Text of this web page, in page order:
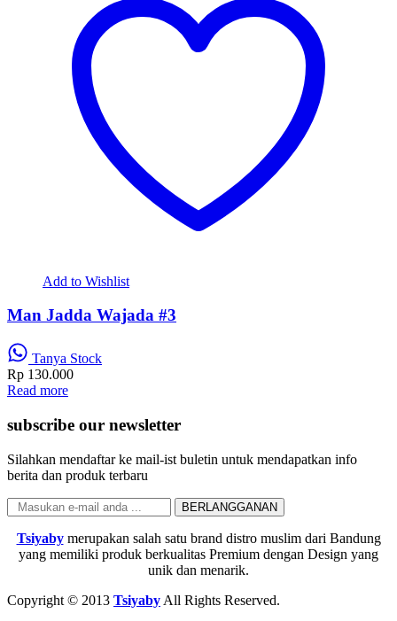
Add to Wishlist
Man Jadda Wajada #3
Tanya Stock
Rp 130.000
Read more
subscribe our newsletter
Silahkan mendaftar ke mail-ist buletin untuk mendapatkan info
berita dan produk terbaru
Tsiyabymerupakan salah satu brand distro muslim dari Bandung
yang memiliki produk berkualitas Premium dengan Design yang
unik dan menarik.
Copyright © 2013 Tsiyaby All Rights Reserved.